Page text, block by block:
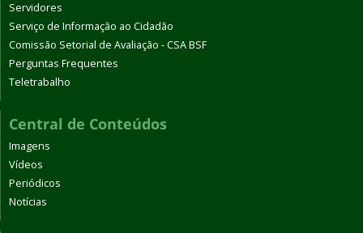
Servidores
Serviço de Informação ao Cidadão
Comissão Setorial de Avaliação - CSA BSF
Perguntas Frequentes
Teletrabalho
Central de Conteúdos
Imagens
Vídeos
Periódicos
Notícias